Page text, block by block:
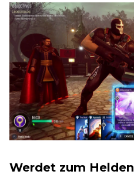
Werdet zum Helden